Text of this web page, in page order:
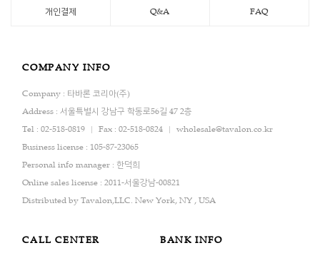
개인결제 Q&A FAQ
COMPANY INFO
Company : 타바론 코리아(주)
Address : 서울특별시 강남구 학동로56길 47 2층
Tel : 02-518-0819
Fax : 02-518-0824
wholesale@tavalon.co.kr
Business license : 105-87-23065
Personal info manager : 한덕희
Online sales license : 2011-서울강남-00821
Distributed by Tavalon,LLC. New York, NY , USA
CALL CENTER BANK INFO